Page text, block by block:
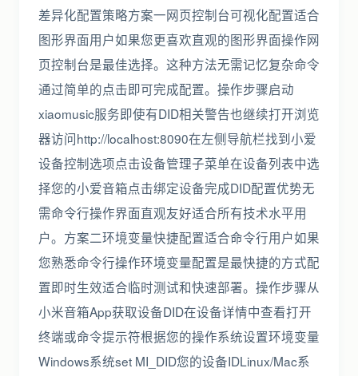
差异化配置策略方案一网页控制台可视化配置适合
图形界面用户如果您更喜欢直观的图形界面操作网
页控制台是最佳选择。这种方法无需记忆复杂命令
通过简单的点击即可完成配置。操作步骤启动
xiaomusic服务即使有DID相关警告也继续打开浏览
器访问http://localhost:8090在左侧导航栏找到小爱
设备控制选项点击设备管理子菜单在设备列表中选
择您的小爱音箱点击绑定设备完成DID配置优势无
需命令行操作界面直观友好适合所有技术水平用
户。方案二环境变量快捷配置适合命令行用户如果
您熟悉命令行操作环境变量配置是最快捷的方式配
置即时生效适合临时测试和快速部署。操作步骤从
小米音箱App获取设备DID在设备详情中查看打开
终端或命令提示符根据您的操作系统设置环境变量
Windows系统set MI_DID您的设备IDLinux/Mac系